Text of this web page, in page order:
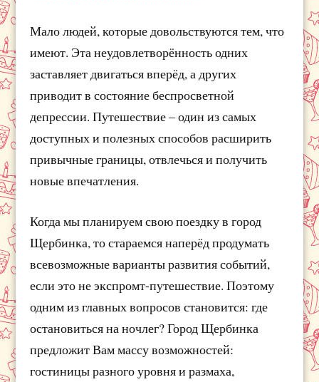
Мало людей, которые довольствуются тем, что
имеют. Эта неудовлетворённость одних
заставляет двигаться вперёд, а других
приводит в состояние беспросветной
депрессии. Путешествие – один из самых
доступных и полезных способов расширить
привычные границы, отвлечься и получить
новые впечатления.
Когда мы планируем свою поездку в город
Щербинка, то стараемся наперёд продумать
всевозможные варианты развития событий,
если это не экспромт-путешествие. Поэтому
одним из главных вопросов становится: где
остановиться на ночлег? Город Щербинка
предложит Вам массу возможностей:
гостиницы разного уровня и размаха,